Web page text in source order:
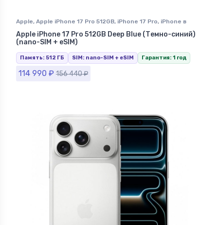
Apple, Apple iPhone 17 Pro 512GB, iPhone 17 Pro, iPhone в
Ставрополе
Apple iPhone 17 Pro 512GB Deep Blue (Темно-синий)
(nano-SIM + eSIM)
Память: 512 ГБ SIM: nano-SIM + eSIM Гарантия: 1 год
114 990 ₽ 156 440₽